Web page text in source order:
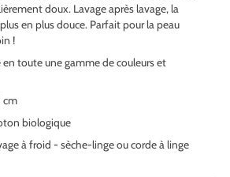
doux. Lavage après lavage, la
en plus douce. Parfait pour la peau
!
toute une gamme de couleurs et
cm
biologique
à froid - sèche-linge ou corde à linge